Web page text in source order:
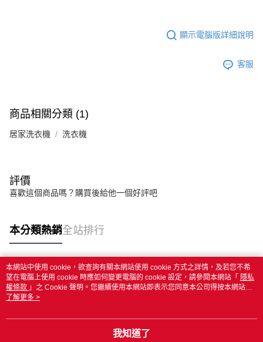
顯示電腦版詳細說明
客服
商品相關分類 (1)
居家洗衣機 洗衣機
評價
喜歡這個商品嗎？購買後給他一個好評吧
本分類熱銷全站排行
熱門標籤
本網站中使用 cookie，欲查詢有關本網站使用 cookie 方式之詳情，及若您不希
望在電腦上使用 cookie 時應如何變更電腦的 cookie 設定，請參閱本網站「 隱私
權條款 」之 Cookie 聲明。您繼續使用本網站即表示您同意本公司得按本網站使
用條款之 Cookie 聲明使用 cookie。
了解更多 >
我知道了